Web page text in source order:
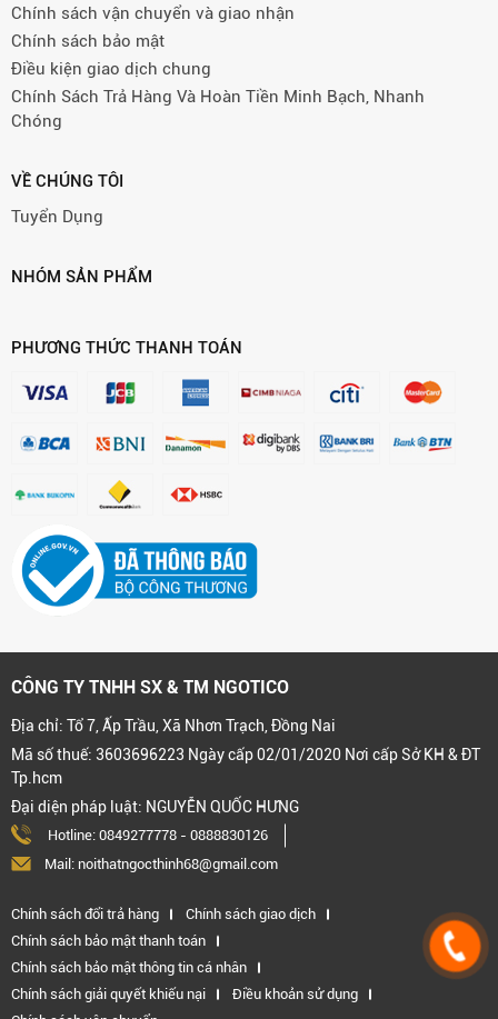
Chính sách vận chuyển và giao nhận
Chính sách bảo mật
Điều kiện giao dịch chung
Chính Sách Trả Hàng Và Hoàn Tiền Minh Bạch, Nhanh
Chóng
VỀ CHÚNG TÔI
Tuyển Dụng
NHÓM SẢN PHẨM
PHƯƠNG THỨC THANH TOÁN
CÔNG TY TNHH SX & TM NGOTICO
Địa chỉ: Tổ 7, Ấp Trầu, Xã Nhơn Trạch, Đồng Nai
Mã số thuế: 3603696223 Ngày cấp 02/01/2020 Nơi cấp Sở KH & ĐT
Tp.hcm
Đại diện pháp luật: NGUYỄN QUỐC HƯNG
Hotline: 0849277778 - 0888830126
Mail: noithatngocthinh68@gmail.com
Chính sách đổi trả hàng
Chính sách giao dịch
Chính sách bảo mật thanh toán
Chính sách bảo mật thông tin cá nhân
Chính sách giải quyết khiếu nại
Điều khoản sử dụng